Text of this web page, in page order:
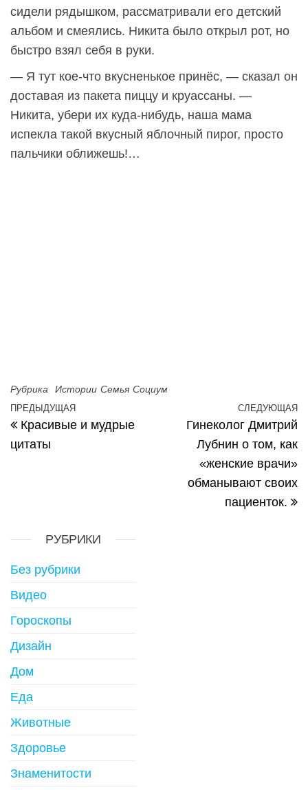
сидели рядышком, рассматривали его детский
альбом и смеялись. Никита было открыл рот, но
быстро взял себя в руки.
— Я тут кое-что вкусненькое принёс, — сказал он
доставая из пакета пиццу и круассаны. —
Никита, убери их куда-нибудь, наша мама
испекла такой вкусный яблочный пирог, просто
пальчики оближешь!…
Рубрика Истории Семья Социум
Навигация по записям
Предыдущая запись
ПРЕДЫДУЩАЯ
Красивые и мудрые
цитаты
СЛЕДУЮЩАЯ
Гинеколог Дмитрий
Лубнин о том, как
«женские врачи»
обманывают своих
пациенток.
РУБРИКИ
Без рубрики
Видео
Гороскопы
Дизайн
Дом
Еда
Животные
Здоровье
Знаменитости